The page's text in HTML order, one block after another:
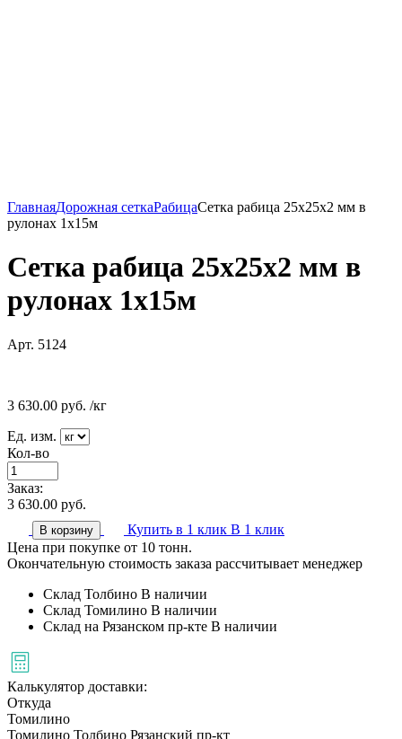
ГлавнаяДорожная сеткаРабицаСетка рабица 25х25х2 мм в
рулонах 1х15м
Сетка рабица 25х25х2 мм в
рулонах 1х15м
Арт. 5124
3 630.00 руб. /кг
Ед. изм.
Кол-во
Заказ:
3 630.00 руб.
В корзину Купить в 1 клик В 1 клик
Цена при покупке от 10 тонн.
Окончательную стоимость заказа рассчитывает менеджер
Склад Толбино В наличии
Склад Томилино В наличии
Склад на Рязанском пр-кте В наличии
Калькулятор доставки:
Откуда
Томилино
Томилино Толбино Рязанский пр-кт